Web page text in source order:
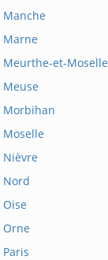
Marne
et-Moselle
Morbihan
Nord
Orne